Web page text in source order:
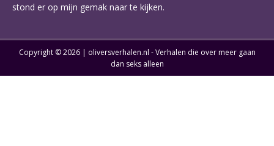
stond er op mijn gemak naar te kijken.
Copyright © 2026 | oliversverhalen.nl - Verhalen die over meer gaan
dan seks alleen